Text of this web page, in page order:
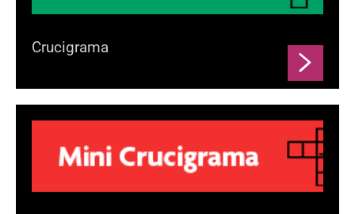
Crucigrama